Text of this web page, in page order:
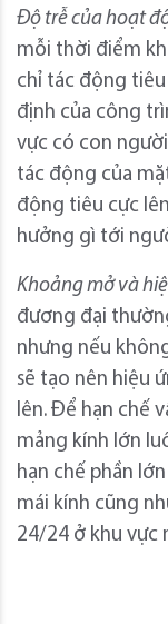
Độ trễ của hoạt
mỗi thời điểm
chỉ tác động
định của công
vực có con
tác động của
động tiêu cực
hưởng gì tới
Khoảng mở và
đương đại
nhưng nếu
sẽ tạo nên hiệu
lên. Để hạn chế
mảng kính lớn
hạn chế phần
mái kính cũng
24/24 ở khu vực